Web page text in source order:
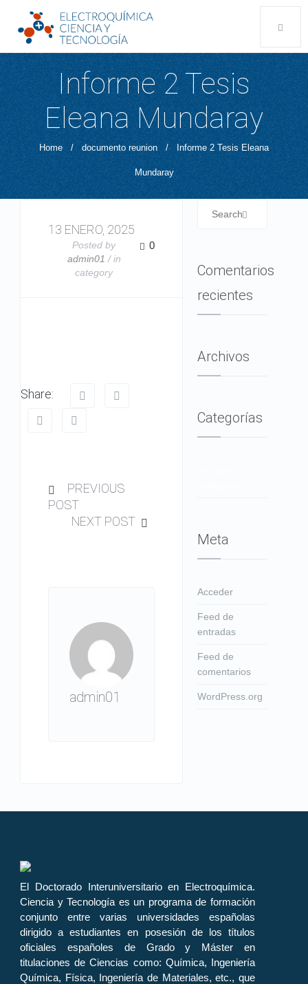
Informe 2 Tesis
Eleana Mundaray
Home / documento reunion / Informe 2 Tesis Eleana
Mundaray
13 ENERO, 2025
Posted by
admin01 / in
category
0
Share:
PREVIOUS
POST
NEXT POST
admin01
Comentarios
recientes
Archivos
Categorías
Meta
Acceder
Feed de
entradas
Feed de
comentarios
WordPress.org
El Doctorado Interuniversitario en Electroquímica.
Ciencia y Tecnología es un programa de formación
conjunto entre varias universidades españolas
dirigido a estudiantes en posesión de los títulos
oficiales españoles de Grado y Máster en
titulaciones de Ciencias como: Química, Ingeniería
Química, Física, Ingeniería de Materiales, etc., que